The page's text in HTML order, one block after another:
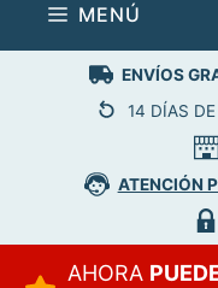
MENÚ
ENVÍOS
14 DÍAS DE
ATENCIÓN
AHORA